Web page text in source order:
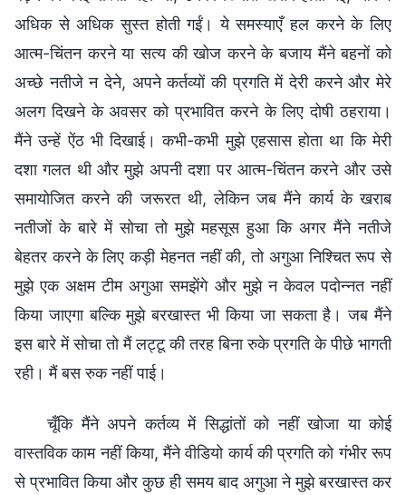
अधिक से अधिक सुस्त होती गईं। ये समस्याएँ हल करने के लिए
आत्म-चिंतन करने या सत्य की खोज करने के बजाय मैंने बहनों को
अच्छे नतीजे न देने, अपने कर्तव्यों की प्रगति में देरी करने और मेरे
अलग दिखने के अवसर को प्रभावित करने के लिए दोषी ठहराया।
मैंने उन्हें ऐंठ भी दिखाई। कभी-कभी मुझे एहसास होता था कि मेरी
दशा गलत थी और मुझे अपनी दशा पर आत्म-चिंतन करने और उसे
समायोजित करने की जरूरत थी, लेकिन जब मैंने कार्य के खराब
नतीजों के बारे में सोचा तो मुझे महसूस हुआ कि अगर मैंने नतीजे
बेहतर करने के लिए कड़ी मेहनत नहीं की, तो अगुआ निश्चित रूप से
मुझे एक अक्षम टीम अगुआ समझेंगे और मुझे न केवल पदोन्नत नहीं
किया जाएगा बल्कि मुझे बरखास्त भी किया जा सकता है। जब मैंने
इस बारे में सोचा तो मैं लट्टू की तरह बिना रुके प्रगति के पीछे भागती
रही। मैं बस रुक नहीं पाई।
चूँकि मैंने अपने कर्तव्य में सिद्धांतों को नहीं खोजा या कोई
वास्तविक काम नहीं किया, मैंने वीडियो कार्य की प्रगति को गंभीर रूप
से प्रभावित किया और कुछ ही समय बाद अगुआ ने मुझे बरखास्त कर